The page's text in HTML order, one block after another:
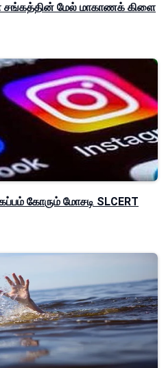
சங்கத்தின் மேல் மாகாணக் கிளை
கோரும் மோசடி SLCERT